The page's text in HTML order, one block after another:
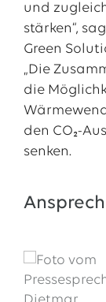
und
stärken“,
Green
„Die
die
den CO₂-
senken.